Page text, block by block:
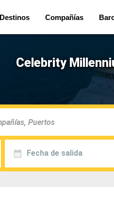
Destinos Compañías
Celebrity
Fecha de salida